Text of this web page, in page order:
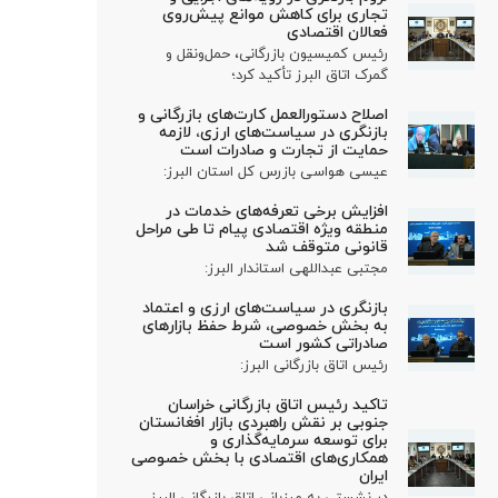
تجاری برای کاهش موانع پیش‌روی
فعالان اقتصادی
رئیس کمیسیون بازرگانی، حمل‌ونقل و
گمرک اتاق البرز تأکید کرد؛
اصلاح دستورالعمل کارت‌های بازرگانی و
بازنگری در سیاست‌های ارزی، لازمه
حمایت از تجارت و صادرات است
عیسی هواسی بازرس کل استان البرز:
افزایش برخی تعرفه‌های خدمات در
منطقه ویژه اقتصادی پیام تا طی مراحل
قانونی متوقف شد
مجتبی عبداللهی استاندار البرز:
بازنگری در سیاست‌های ارزی و اعتماد
به بخش خصوصی، شرط حفظ بازارهای
صادراتی کشور است
رئیس اتاق بازرگانی البرز:
تاکید رئیس اتاق بازرگانی خراسان
جنوبی بر نقش راهبردی بازار افغانستان
برای توسعه سرمایه‌گذاری و
همکاری‌های اقتصادی با بخش خصوصی
ایران